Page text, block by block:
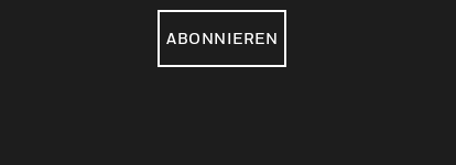
ABONNIEREN